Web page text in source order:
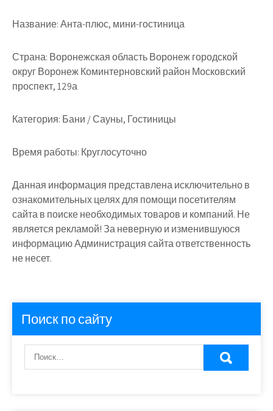
Название:Анта-плюс, мини-гостиница
Страна: Воронежская область Воронеж городской
округ Воронеж Коминтерновский район Московский
проспект, 129а
Категория: Бани / Сауны, Гостиницы
Время работы: Круглосуточно
Данная информация представлена исключительно в
ознакомительных целях для помощи посетителям
сайта в поиске необходимых товаров и компаний. Не
является рекламой! За неверную и изменившуюся
информацию Администрация сайта ответственность
не несет.
Поиск по сайту